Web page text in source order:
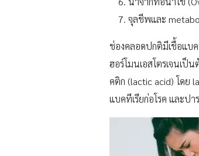
จุลชีพและ
ช่องคลอดปกติมีเชื้อแบ
ฮอร์โมนเอสโตรเจนเป็
คติก (lactic acid) โดย
แบคทีเรียก่อโรค และป